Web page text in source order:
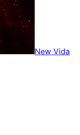
New Vida